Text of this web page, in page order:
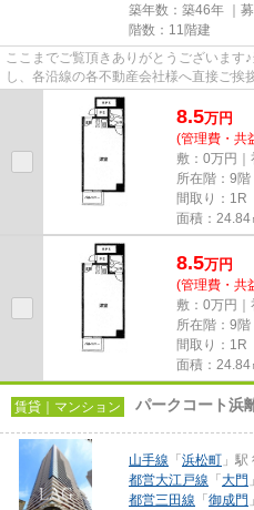
築年数：築46年 ｜募
階数：11階建
ここまでご覧頂きありがとうございます
し、各沿線の各不動産会社様へ直接ご
しております！最新の情報は...
8.5万円
(管理費・共
敷：0万円｜
所在階：9階
間取り：1R
面積：24.84
8.5万円
(管理費・共
敷：0万円｜
所在階：9階
間取り：1R
面積：24.84
賃貸｜マンション パークコート浜
山手線 「 浜松町 」駅
都営大江戸線 「 大門
都営三田線 「 御成門